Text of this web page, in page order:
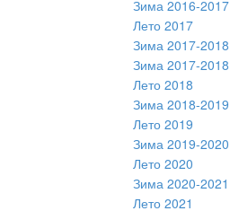
Зима 2016-2017
Лето 2017
Зима 2017-2018
Зима 2017-2018
Лето 2018
Зима 2018-2019
Лето 2019
Зима 2019-2020
Лето 2020
Зима 2020-2021
Лето 2021